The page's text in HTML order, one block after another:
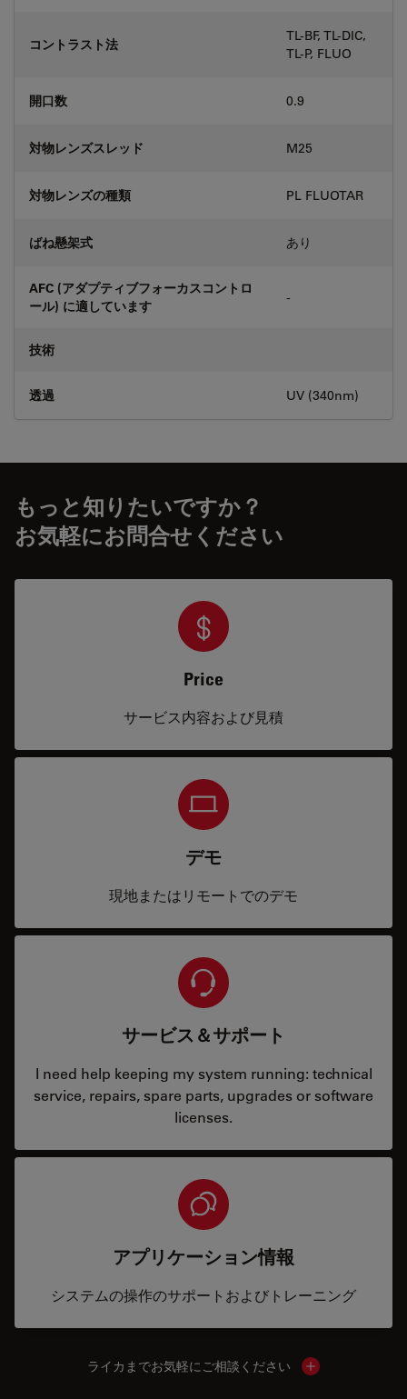
コントラスト法
TL-BF, TL-DIC,
TL-P, FLUO
開口数 0.9
対物レンズスレッド M25
対物レンズの種類 PL FLUOTAR
ばね懸架式 あり
AFC (アダプティブフォーカスコントロ
ール) に適しています
-
技術
透過 UV (340nm)
もっと知りたいですか？
お気軽にお問合せください
Price
サービス内容および見積
デモ
現地またはリモートでのデモ
サービス＆サポート
I need help keeping my system running: technical
service, repairs, spare parts, upgrades or software
licenses.
アプリケーション情報
システムの操作のサポートおよびトレーニング
ライカまでお気軽にご相談ください Show local